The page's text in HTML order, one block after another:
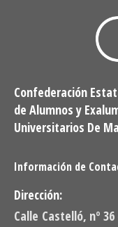
Confederación
de Alumnos y
Universitarios De
Información de
Dirección:
Calle Castelló, nº 36